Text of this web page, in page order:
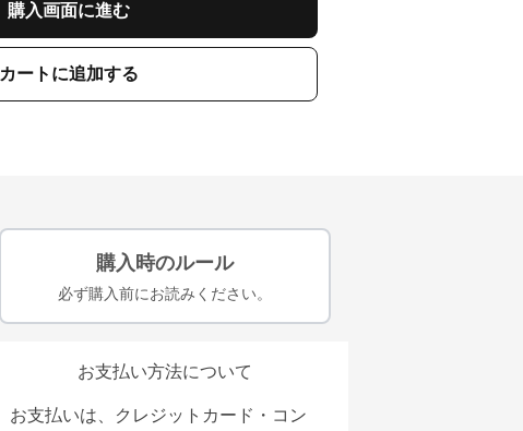
購入画面に進む
カートに追加する
購入時のルール
必ず購入前にお読みください。
お支払い方法について
お支払いは、クレジットカード・コン